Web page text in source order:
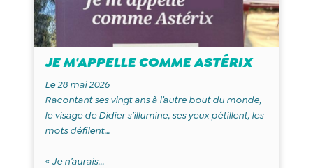
JE M'APPELLE COMME ASTÉRIX
Le 28 mai 2026
Racontant ses vingt ans à l’autre bout du monde,
le visage de Didier s’illumine, ses yeux pétillent, les
mots défilent…
« Je n’aurais...